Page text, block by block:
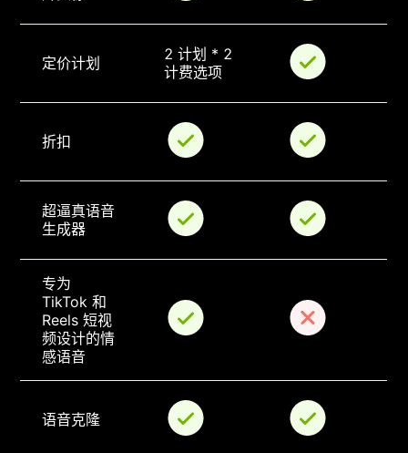
定价计划
2 计划 * 2
计费选项
折扣
超逼真语音
生成器
专为
TikTok 和
Reels 短视
频设计的情
感语音
语音克隆